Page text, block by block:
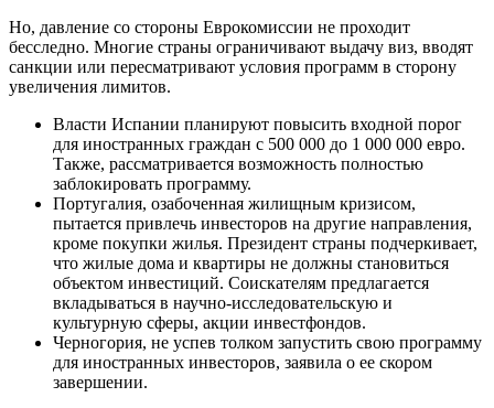
Но, давление со стороны Еврокомиссии не проходит
бесследно. Многие страны ограничивают выдачу виз, вводят
санкции или пересматривают условия программ в сторону
увеличения лимитов.
Власти Испании планируют повысить входной порог
для иностранных граждан с 500 000 до 1 000 000 евро.
Также, рассматривается возможность полностью
заблокировать программу.
Португалия, озабоченная жилищным кризисом,
пытается привлечь инвесторов на другие направления,
кроме покупки жилья. Президент страны подчеркивает,
что жилые дома и квартиры не должны становиться
объектом инвестиций. Соискателям предлагается
вкладываться в научно-исследовательскую и
культурную сферы, акции инвестфондов.
Черногория, не успев толком запустить свою программу
для иностранных инвесторов, заявила о ее скором
завершении.